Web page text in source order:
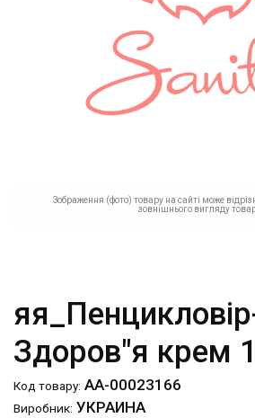
Зображення (фото) товару на сайті може
зовнішнього вигляду
Здоров"я крем
Код товару: АА-00023166
Виробник: УКРАИНА